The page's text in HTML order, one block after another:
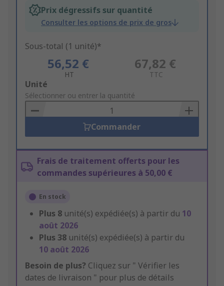
Prix dégressifs sur quantité
Consulter les options de prix de gros
Sous-total (1 unité)*
56,52 €
HT
67,82 €
TTC
Add
to
Basket
Unité
Sélectionner ou entrer la quantité
Commander
Frais de traitement offerts pour les
commandes supérieures à 50,00 €
En stock
Plus 8 unité(s) expédiée(s) à partir du 10
août 2026
Plus 38 unité(s) expédiée(s) à partir du
10 août 2026
Besoin de plus? Cliquez sur " Vérifier les
dates de livraison " pour plus de détails